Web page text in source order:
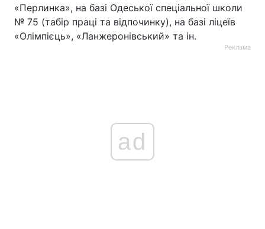
«Перлинка», на базі Одеської спеціальної школи
№ 75 (табір праці та відпочинку), на базі ліцеїв
«Олімпієць», «Ланжеронівський» та ін.
Реклама
ad